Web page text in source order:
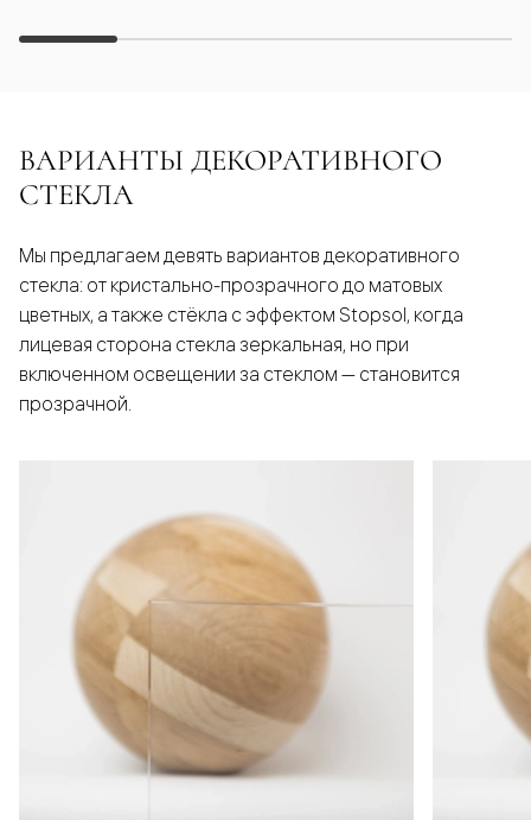
ВАРИАНТЫ ДЕКОРАТИВНОГО
СТЕКЛА
Мы предлагаем девять вариантов декоративного
стекла: от кристально-прозрачного до матовых
цветных, а также стёкла с эффектом Stopsol, когда
лицевая сторона стекла зеркальная, но при
включенном освещении за стеклом — становится
прозрачной.